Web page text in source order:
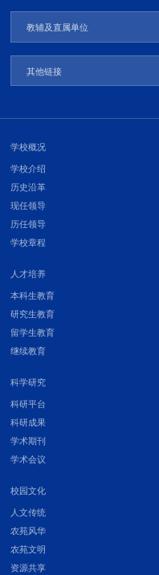
教辅及直属单位
其他链接
学校概况
学校介绍
历史沿革
现任领导
历任领导
学校章程
人才培养
本科生教育
研究生教育
留学生教育
继续教育
科学研究
科研平台
科研成果
学术期刊
学术会议
校园文化
人文传统
农苑风华
农苑文明
资源共享